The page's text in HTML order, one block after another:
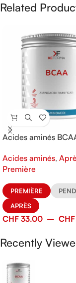
Related
Acides aminés
Acides aminés,
Première
PREMIÈRE
APRÈS
CHF 33.00 – CHF
Recently